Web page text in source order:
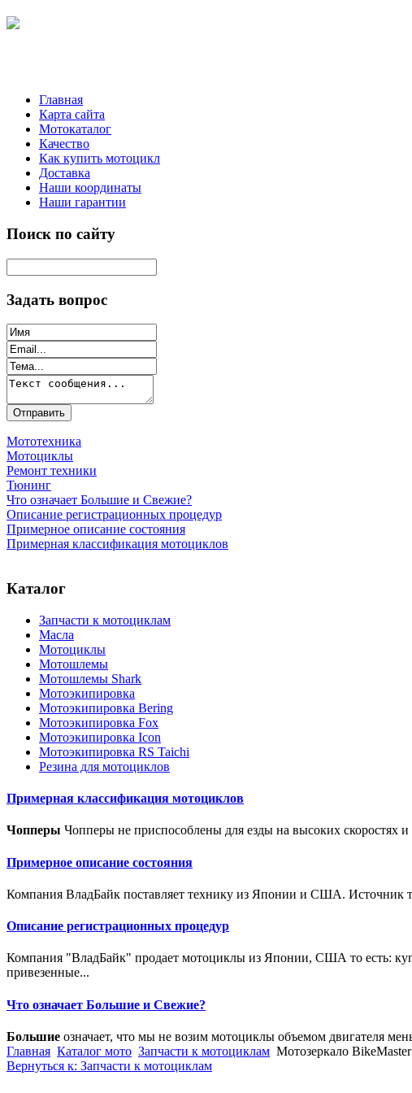
Главная
Карта сайта
Мотокаталог
Качество
Как купить мотоцикл
Доставка
Наши координаты
Наши гарантии
Поиск по сайту
Задать вопрос
Мототехника
Мотоциклы
Ремонт техники
Тюнинг
Что означает Большие и Свежие?
Описание регистрационных процедур
Примерное описание состояния
Примерная классификация мотоциклов
Каталог
Запчасти к мотоциклам
Масла
Мотоциклы
Мотошлемы
Мотошлемы Shark
Мотоэкипировка
Мотоэкипировка Bering
Мотоэкипировка Fox
Мотоэкипировка Icon
Мотоэкипировка RS Taichi
Резина для мотоциклов
Примерная классификация мотоциклов
Чопперы Чопперы не приспособлены для езды на высоких скоростях
Примерное описание состояния
Компания ВладБайк поставляет технику из Японии и США. Источник
Описание регистрационных процедур
Компания "ВладБайк" продает мотоциклы из Японии, США то есть:
привезенные...
Что означает Большие и Свежие?
Большие означает, что мы не возим мотоциклы объемом двигателя
Главная Каталог мото Запчасти к мотоциклам Мотозеркало
Вернуться к: Запчасти к мотоциклам